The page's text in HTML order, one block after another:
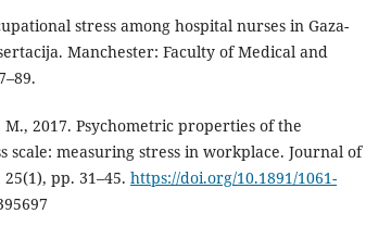
stress among hospital nurses in Gaza-
Manchester: Faculty of Medical and
2017. Psychometric properties of the
scale: measuring stress in workplace. Journal of
pp. 31–45. https://doi.org/10.1891/1061-